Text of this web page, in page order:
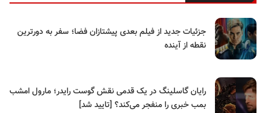
جزئیات جدید از فیلم بعدی پیشتازان فضا؛ سفر به دورترین
نقطه از آینده
رایان گاسلینگ در یک قدمی نقش گوست رایدر؛ مارول امشب
بمب خبری را منفجر می‌کند؟ [تایید شد]